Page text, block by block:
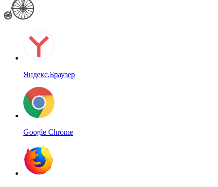
Яндекс.Браузер
Google Chrome